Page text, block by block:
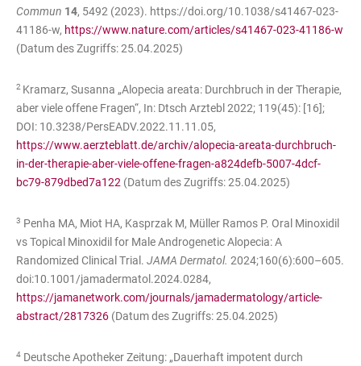
Commun 14, 5492 (2023). https://doi.org/10.1038/s41467-023-
41186-w, https://www.nature.com/articles/s41467-023-41186-w
(Datum des Zugriffs: 25.04.2025)
2 Kramarz, Susanna „Alopecia areata: Durchbruch in der Therapie,
aber viele offene Fragen“, In: Dtsch Arztebl 2022; 119(45): [16];
DOI: 10.3238/PersEADV.2022.11.11.05,
https://www.aerzteblatt.de/archiv/alopecia-areata-durchbruch-
in-der-therapie-aber-viele-offene-fragen-a824defb-5007-4dcf-
bc79-879dbed7a122 (Datum des Zugriffs: 25.04.2025)
3 Penha MA, Miot HA, Kasprzak M, Müller Ramos P. Oral Minoxidil
vs Topical Minoxidil for Male Androgenetic Alopecia: A
Randomized Clinical Trial. JAMA Dermatol. 2024;160(6):600–605.
doi:10.1001/jamadermatol.2024.0284,
https://jamanetwork.com/journals/jamadermatology/article-
abstract/2817326 (Datum des Zugriffs: 25.04.2025)
4 Deutsche Apotheker Zeitung: „Dauerhaft impotent durch